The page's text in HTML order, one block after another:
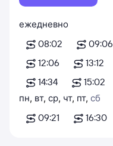
ежедневно
08:02
09:06
12:06
13:12
14:34
15:02
пн, вт, ср, чт, пт, сб
09:21
16:30